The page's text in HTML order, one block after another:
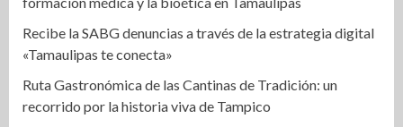
Recibe la SABG denuncias a través de la estrategia digital
«Tamaulipas te conecta»
Ruta Gastronómica de las Cantinas de Tradición: un
recorrido por la historia viva de Tampico